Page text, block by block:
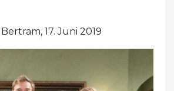
17. Juni 2019